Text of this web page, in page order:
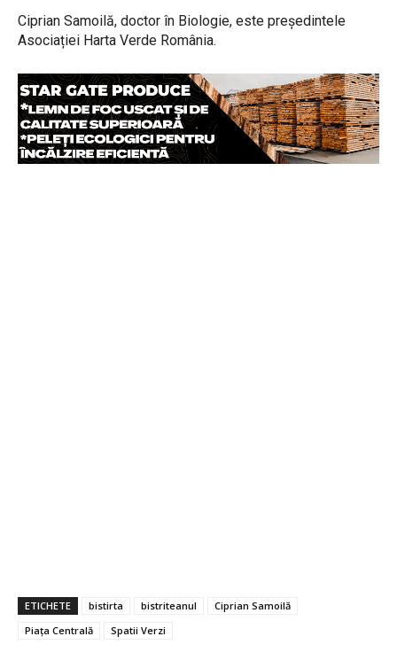
Ciprian Samoilă, doctor în Biologie, este președintele
Asociației Harta Verde România.
ETICHETE bistirta bistriteanul
Ciprian Samoilă
Piața Centrală
Spatii Verzi